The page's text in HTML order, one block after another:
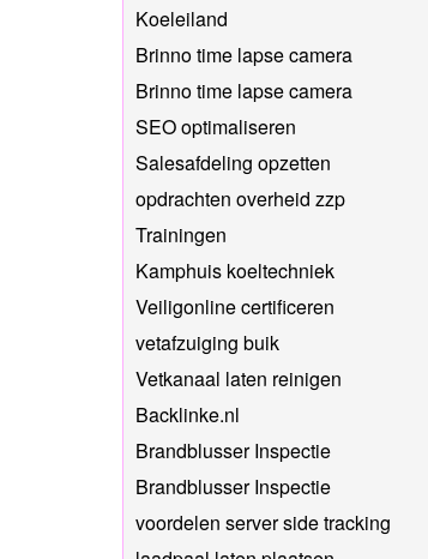
Koeleiland
Brinno time lapse camera
Brinno time lapse camera
SEO optimaliseren
Salesafdeling opzetten
opdrachten overheid zzp
Trainingen
Kamphuis koeltechniek
Veiligonline certificeren
vetafzuiging buik
Vetkanaal laten reinigen
Backlinke.nl
Brandblusser Inspectie
Brandblusser Inspectie
voordelen server side tracking